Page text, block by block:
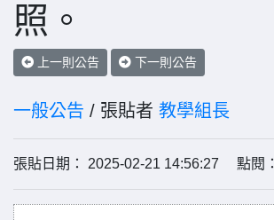
照。
上一則公告 下一則公告
一般公告 / 張貼者 教學組長
張貼日期： 2025-02-21 14:56:27 點閱：